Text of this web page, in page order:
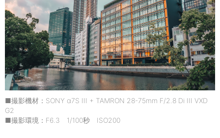
■撮影機材：SONY α7S III + TAMRON 28-75mm F/2.8 Di III VXD
G2
■撮影環境：F6.3 1/100秒 ISO200